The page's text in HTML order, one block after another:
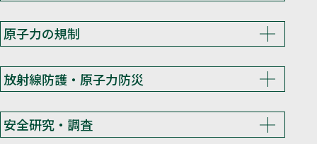
原子力の規制
放射線防護・原子力防災
安全研究・調査